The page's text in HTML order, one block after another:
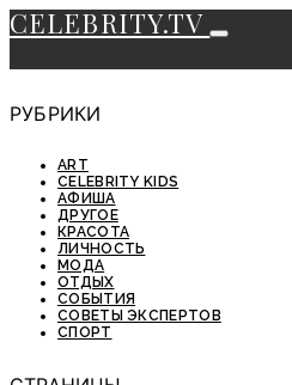
CELEBRITY.TV
РУБРИКИ
ART
CELEBRITY KIDS
АФИША
ДРУГОЕ
КРАСОТА
ЛИЧНОСТЬ
МОДА
ОТДЫХ
СОБЫТИЯ
СОВЕТЫ ЭКСПЕРТОВ
СПОРТ